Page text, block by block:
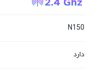
N150
دارد